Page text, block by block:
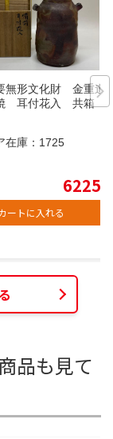
無形文化財 金重道
耳付花入 共箱
在庫： 1725
6225
ートに入れる
品も見て